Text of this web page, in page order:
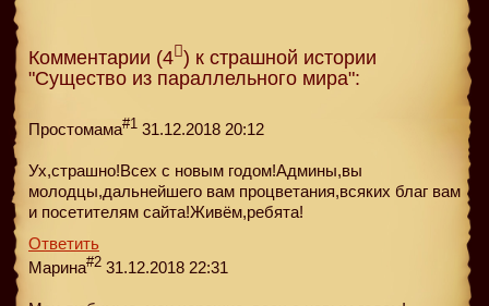
Комментарии (4 ) к страшной истории
"Существо из параллельного мира":
Простомама#1 31.12.2018 20:12
Ух,страшно!Всех с новым годом!Админы,вы
молодцы,дальнейшего вам процветания,всяких благ вам
и посетителям сайта!Живём,ребята!
Ответить
Марина#2 31.12.2018 22:31